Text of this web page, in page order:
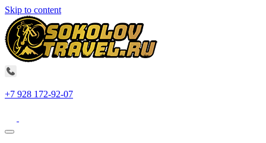
Skip to content
+7 928 172-92-07